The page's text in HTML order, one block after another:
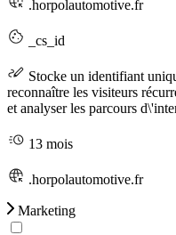
.horpolautomotive.fr
_cs_id
Stocke un identifiant
reconnaître les visiteurs
et analyser les parcours
13 mois
.horpolautomotive.fr
Marketing